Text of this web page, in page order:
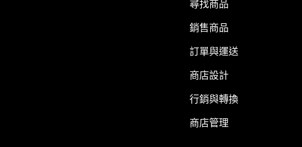
尋找商品
銷售商品
訂單與運送
商店設計
行銷與轉換
商店管理